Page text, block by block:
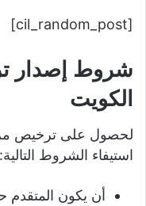
[cil_random_post]
شروط إصدار
الكويت
لحصول على ترخيص
استيفاء الشروط التالية:
أن يكون المتقدم